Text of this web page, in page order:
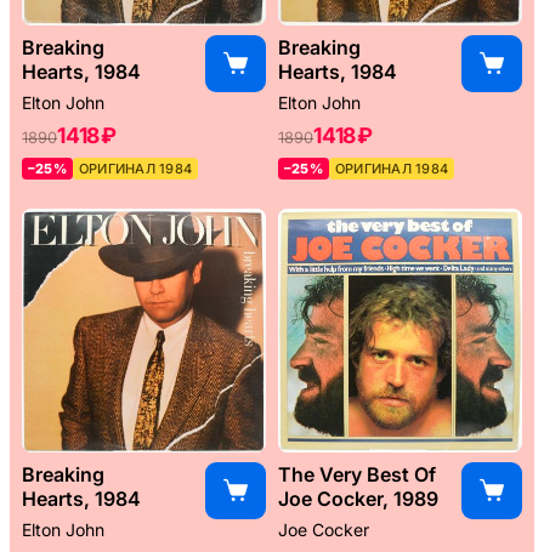
Breaking
Hearts, 1984
Elton John
18901418 ₽
–25% ОРИГИНАЛ 1984
Breaking
Hearts, 1984
Elton John
18901418 ₽
–25% ОРИГИНАЛ 1984
Breaking
Hearts, 1984
Elton John
The Very Best Of
Joe Cocker, 1989
Joe Cocker